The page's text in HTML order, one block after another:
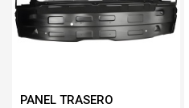
PANEL TRASERO